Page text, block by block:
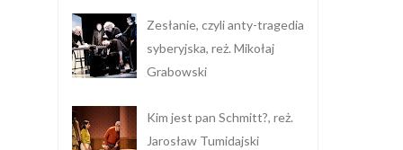
Zesłanie, czyli anty-tragedia
syberyjska, reż. Mikołaj
Grabowski
Kim jest pan Schmitt?, reż.
Jarosław Tumidajski